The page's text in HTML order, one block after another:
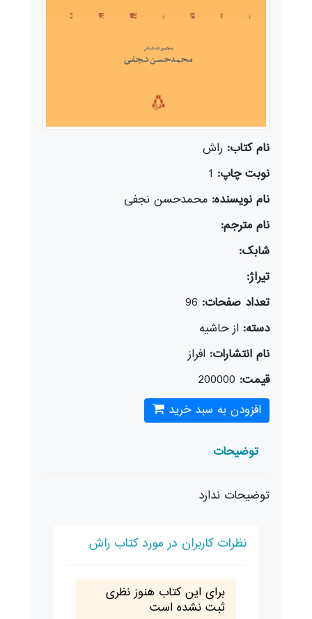
نام کتاب: راش
نوبت چاپ: 1
نام نویسنده: محمدحسن نجفی
نام مترجم:
شابک:
تیراژ:
تعداد صفحات: 96
دسته: از حاشیه
نام انتشارات: افراز
قیمت: 200000
افزودن به سبد خرید
توضیحات
توضیحات ندارد
نظرات کاربران در مورد کتاب راش
برای این کتاب هنوز نظری
ثبت نشده است